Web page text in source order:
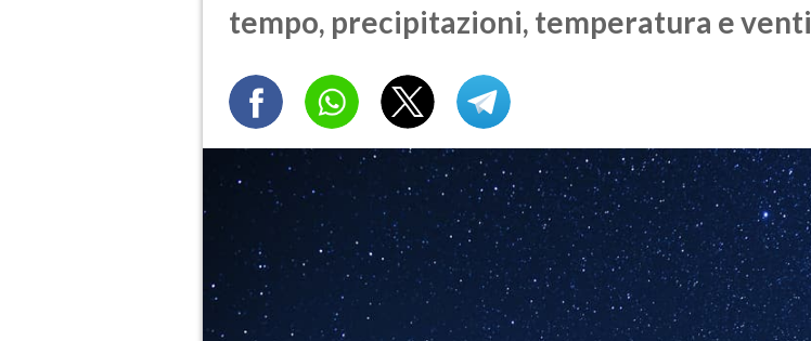
tempo, precipitazioni, temperatura e venti